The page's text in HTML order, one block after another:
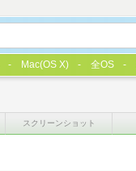
スクリーンショット
Mac(OS X) 全OS